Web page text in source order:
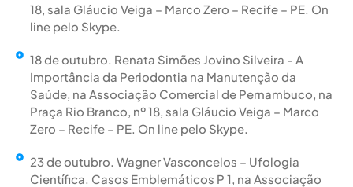
18, sala Gláucio Veiga – Marco Zero – Recife – PE. On
line pelo Skype.
18 de outubro. Renata Simões Jovino Silveira - A
Importância da Periodontia na Manutenção da
Saúde, na Associação Comercial de Pernambuco, na
Praça Rio Branco, nº 18, sala Gláucio Veiga – Marco
Zero – Recife – PE. On line pelo Skype.
23 de outubro. Wagner Vasconcelos – Ufologia
Científica. Casos Emblemáticos P 1, na Associação